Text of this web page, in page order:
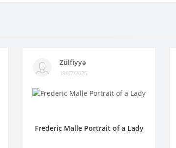
Zülfiyyə
19/07/2026
Frederic Malle Portrait of a Lady